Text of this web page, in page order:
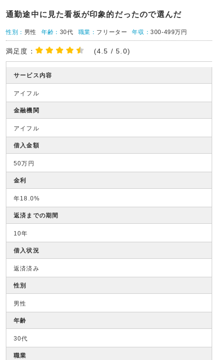
通勤途中に見た看板が印象的だったので選んだ
性別： 男性 年齢： 30代 職業： フリーター 年収：300-499万円
満足度： (4.5 / 5.0)
サービス内容
アイフル
金融機関
アイフル
借入金額
50万円
金利
年18.0%
返済までの期間
10年
借入状況
返済済み
性別
男性
年齢
30代
職業